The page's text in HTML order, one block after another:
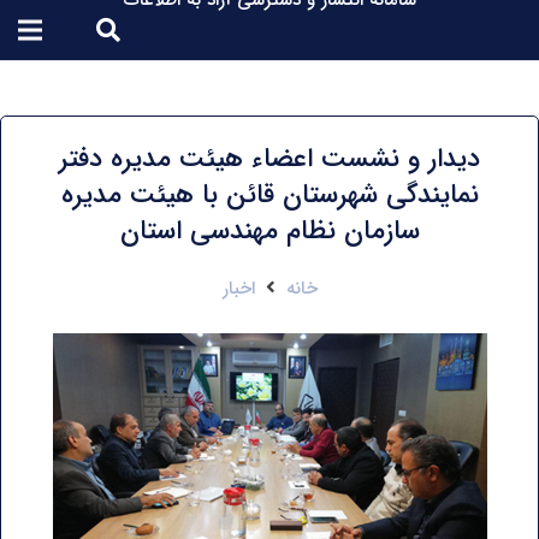
دیدار و نشست اعضاء هیئت مدیره دفتر
نمایندگی شهرستان قائن با هیئت مدیره
سازمان نظام مهندسی استان
خانه اخبار